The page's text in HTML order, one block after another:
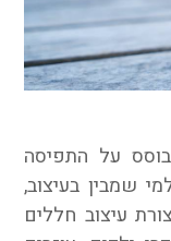
על התפיסה
שמבין בעיצוב,
עיצוב חללים